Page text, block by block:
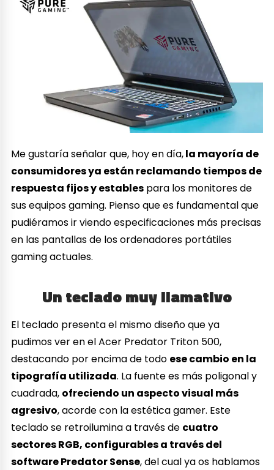
Me gustaría señalar que, hoy en día,la mayoría de
consumidores ya están reclamando tiempos de
respuesta fijos y estables para los monitores de
sus equipos gaming. Pienso que es fundamental que
pudiéramos ir viendo especificaciones más precisas
en las pantallas de los ordenadores portátiles
gaming actuales.
Un teclado muy llamativo
El teclado presenta el mismo diseño que ya
pudimos ver en el Acer Predator Triton 500,
destacando por encima de todo ese cambio en la
tipografía utilizada. La fuente es más poligonal y
cuadrada, ofreciendo un aspecto visual más
agresivo, acorde con la estética gamer. Este
teclado se retroilumina a través de cuatro
sectores RGB, configurables a través del
software Predator Sense, del cual ya os hablamos